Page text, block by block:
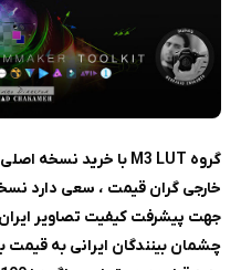
گروه M3 LUT با خرید نسخه اصلی مجموعه LUT و
خارجی گران قیمت ، سعی دارد
جهت پیشرفت کیفیت تصاویر
چشمان بینندگان ایرانی به قیمت